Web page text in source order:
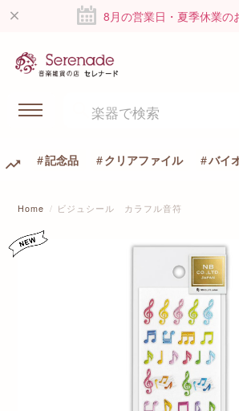
8月の営業日・夏季休業
記念品 クリアファイル バイ
Home ビジュシール カラフル音符